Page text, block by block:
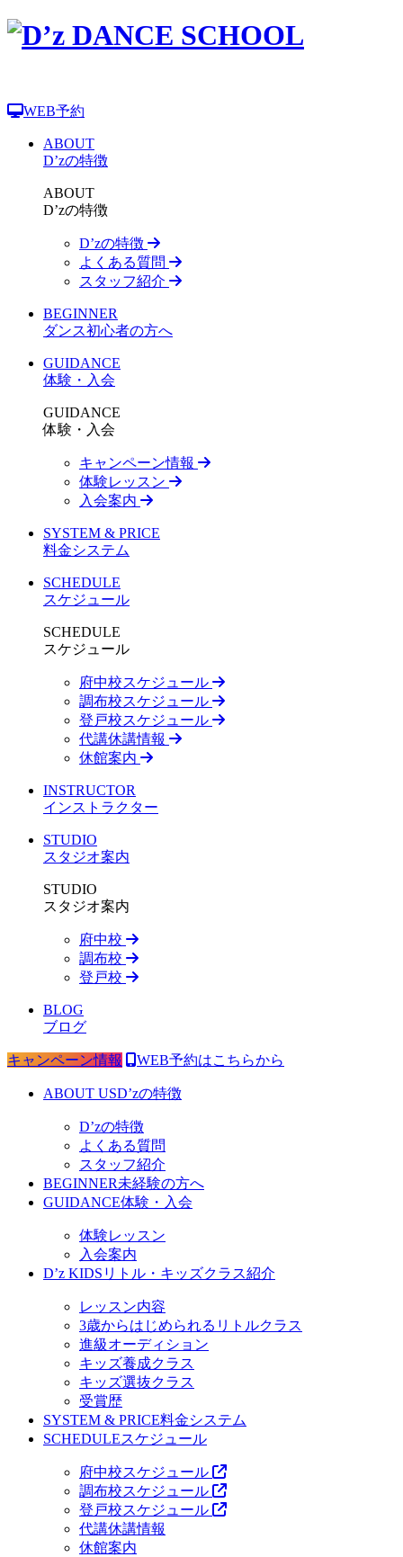
WEB予約
ABOUT
D’zの特徴
ABOUT
D’zの特徴
D’zの特徴
よくある質問
スタッフ紹介
BEGINNER
ダンス初心者の方へ
GUIDANCE
体験・入会
GUIDANCE
体験・入会
キャンペーン情報
体験レッスン
入会案内
SYSTEM & PRICE
料金システム
SCHEDULE
スケジュール
SCHEDULE
スケジュール
府中校スケジュール
調布校スケジュール
登戸校スケジュール
代講休講情報
休館案内
INSTRUCTOR
インストラクター
STUDIO
スタジオ案内
STUDIO
スタジオ案内
府中校
調布校
登戸校
BLOG
ブログ
キャンペーン情報 WEB予約はこちらから
ABOUT USD’zの特徴
D’zの特徴
よくある質問
スタッフ紹介
BEGINNER未経験の方へ
GUIDANCE体験・入会
体験レッスン
入会案内
D’z KIDS リトル・キッズクラス紹介
レッスン内容
3歳からはじめられるリトルクラス
進級オーディション
キッズ養成クラス
キッズ選抜クラス
受賞歴
SYSTEM & PRICE料金システム
SCHEDULEスケジュール
府中校スケジュール
調布校スケジュール
登戸校スケジュール
代講休講情報
休館案内